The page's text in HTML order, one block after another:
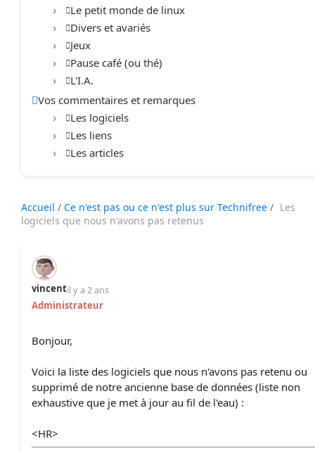
Le petit monde de linux
Divers et avariés
Jeux
Pause café (ou thé)
L'I.A.
Vos commentaires et remarques
Les logiciels
Les liens
Les articles
Accueil / Ce n'est pas ou ce n'est plus sur Technifree / Les
logiciels que nous n'avons pas retenus
vincentil y a 2 ans
Administrateur
Bonjour,
Voici la liste des logiciels que nous n'avons pas retenu ou
supprimé de notre ancienne base de données (liste non
exhaustive que je met à jour au fil de l'eau) :
<HR>